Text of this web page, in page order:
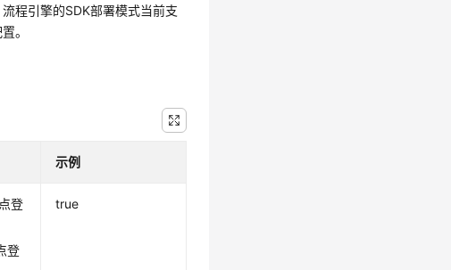
程引擎的SDK部署模式当前支
。
示例
登
登
true